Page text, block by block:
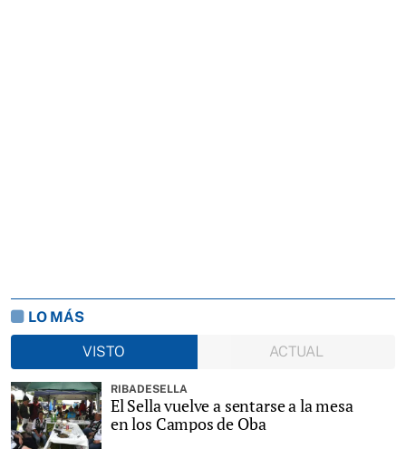
LO MÁS
VISTO
ACTUAL
RIBADESELLA
El Sella vuelve a sentarse a la mesa
en los Campos de Oba